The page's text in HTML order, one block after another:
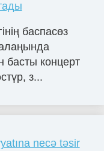
баспасөз
басты концерт
з...
necə təsir